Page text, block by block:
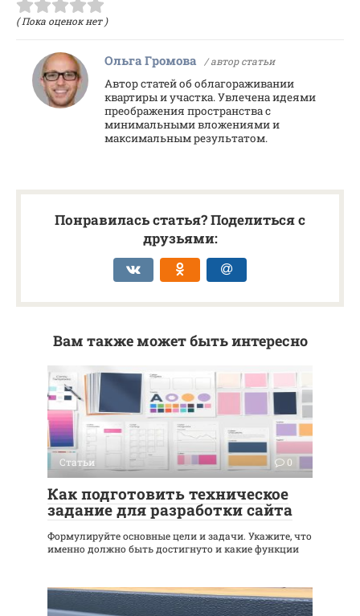
( Пока оценок нет )
Ольга Громова / автор статьи
Автор статей об облагораживании
квартиры и участка. Увлечена идеями
преображения пространства с
минимальными вложениями и
максимальным результатом.
Понравилась статья? Поделиться с
друзьями:
Вам также может быть интересно
Статьи 0
Как подготовить техническое
задание для разработки сайта
Формулируйте основные цели и задачи. Укажите, что
именно должно быть достигнуто и какие функции